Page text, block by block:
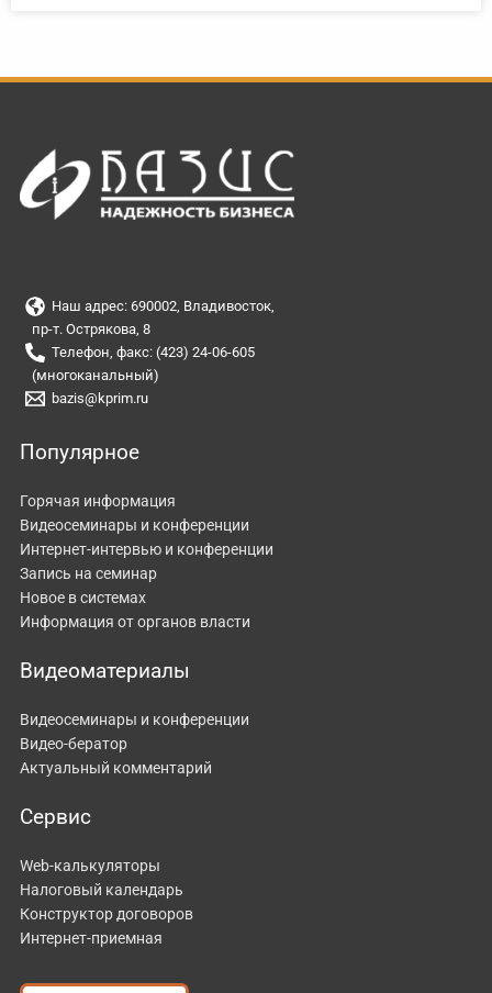
Наш адрес: 690002, Владивосток,
пр-т. Острякова, 8
Телефон, факс: (423) 24-06-605
(многоканальный)
bazis@kprim.ru
Популярное
Горячая информация
Видеосеминары и конференции
Интернет-интервью и конференции
Запись на семинар
Новое в системах
Информация от органов власти
Видеоматериалы
Видеосеминары и конференции
Видео-бератор
Актуальный комментарий
Сервис
Web-калькуляторы
Налоговый календарь
Конструктор договоров
Интернет-приемная